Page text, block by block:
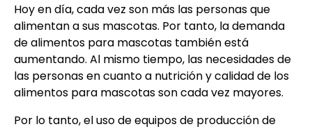
Hoy en día, cada vez son más las personas que
alimentan a sus mascotas. Por tanto, la demanda
de alimentos para mascotas también está
aumentando. Al mismo tiempo, las necesidades de
las personas en cuanto a nutrición y calidad de los
alimentos para mascotas son cada vez mayores.
Por lo tanto, el uso de equipos de producción de